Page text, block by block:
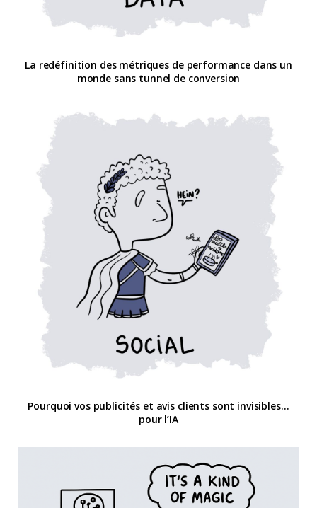
La redéfinition des métriques de performance dans un
monde sans tunnel de conversion
Pourquoi vos publicités et avis clients sont invisibles…
pour l’IA